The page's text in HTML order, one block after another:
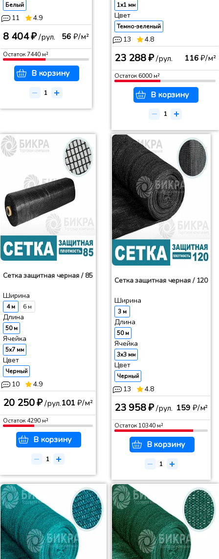
Белый
11 4.9
8 404 ₽/рул. 56 ₽/м²
Остаток7440м²
В корзину
1x1 мм
Цвет
Темно-зеленый
13 4.8
23 288 ₽/рул. 116₽/м²
Остаток 6000м²
В корзину
Сетка защитная черная / 85
Ширина
4 м 6 м
Длина
50 м
Ячейка
5x7 мм
Цвет
Черный
10 4.9
20 250 ₽/рул.101₽/м²
Остаток 4290м²
В корзину
Сетка защитная черная / 120
Ширина
3 м
Длина
50 м
Ячейка
3x3 мм
Цвет
Черный
13 4.8
23 958 ₽/рул. 159 ₽/м²
Остаток 10340м²
В корзину